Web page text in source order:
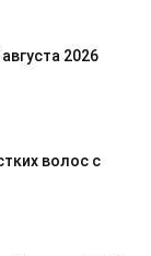
2026
волос с